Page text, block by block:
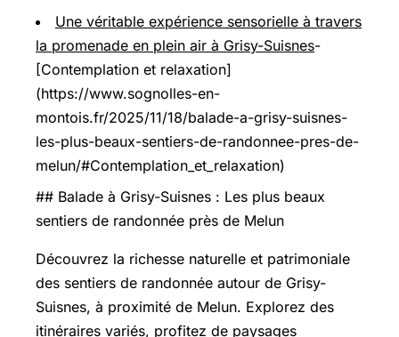
Une véritable expérience sensorielle à travers
la promenade en plein air à Grisy-Suisnes-
[Contemplation et relaxation]
(https://www.sognolles-en-
montois.fr/2025/11/18/balade-a-grisy-suisnes-
les-plus-beaux-sentiers-de-randonnee-pres-de-
melun/#Contemplation_et_relaxation)
## Balade à Grisy-Suisnes : Les plus beaux
sentiers de randonnée près de Melun
Découvrez la richesse naturelle et patrimoniale
des sentiers de randonnée autour de Grisy-
Suisnes, à proximité de Melun. Explorez des
itinéraires variés, profitez de paysages